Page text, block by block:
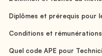
Diplômes et prérequis pour
Conditions et
Quel code APE pour